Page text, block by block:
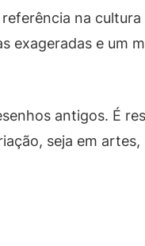
na
exageradas e um
antigos. É
seja em